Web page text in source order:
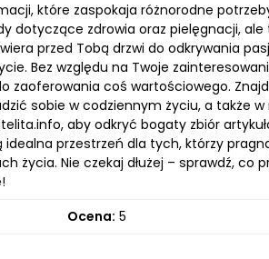
które zaspokaja różnorodne
dotyczące zdrowia oraz pielęgnacji,
przed Tobą drzwi do odkrywania
Bez względu na Twoje
coś wartościowego.
sobie w codziennym życiu, a także
aby odkryć bogaty zbiór
przestrzeń dla tych, którzy
życia. Nie czekaj dłużej – sprawdź, co
Ocena: 5